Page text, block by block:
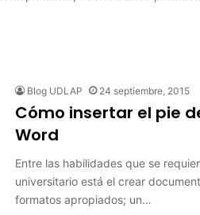
Blog UDLAP 24 septiembre, 2015
Cómo insertar el pie
Word
Entre las habilidades que se
universitario está el crear
formatos apropiados; un…